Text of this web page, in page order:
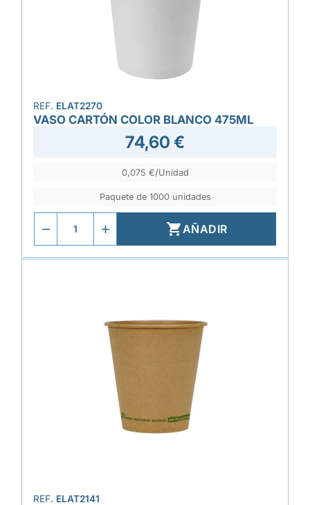
REF. ELAT2270
VASO CARTÓN COLOR BLANCO 475ML
74,60 €
0,075 €/Unidad
Paquete de 1000 unidades
AÑADIR
REF. ELAT2141